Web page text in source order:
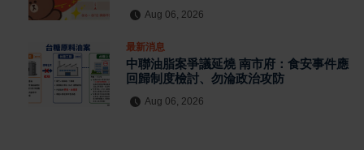
Aug 06, 2026
最新消息
中聯油脂案爭議延燒 南市府：食安事件應
回歸制度檢討、勿淪政治攻防
Aug 06, 2026